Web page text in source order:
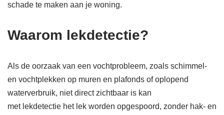
schade te maken aan je woning.
Waarom lekdetectie?
Als de oorzaak van een vochtprobleem, zoals schimmel-
en vochtplekken op muren en plafonds of oplopend
waterverbruik, niet direct zichtbaar is kan
met lekdetectie het lek worden opgespoord, zonder hak- en